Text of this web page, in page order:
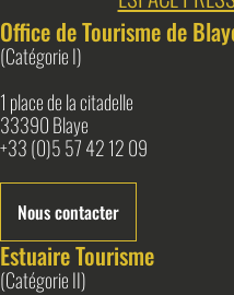
Office de Tourisme de
(Catégorie I)
1 place de la citadelle
33390 Blaye
+33 (0)5 57 42 12 09
Nous contacter
Estuaire Tourisme
(Catégorie II)